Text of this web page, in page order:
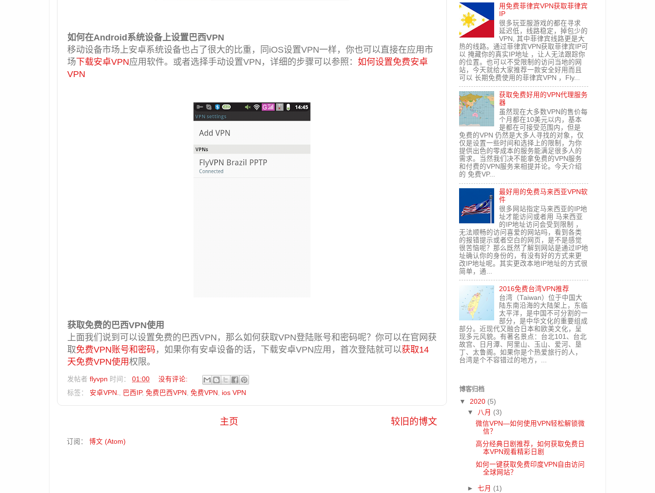
如何在Android系统设备上设置巴西VPN
移动设备市场上安卓系统设备也占了很大的比重，同iOS设置VPN一样，你也可以直接在应用市
场 下载安卓VPN应用软件。或者选择手动设置VPN，详细的步骤可以参照： 如何设置免费安卓
VPN
获取免费的巴西VPN使用
上面我们说到可以设置免费的巴西VPN，那么如何获取VPN登陆账号和密码呢？你可以在官网获
取免费VPN账号和密码 ，如果你有安卓设备的话，下载安卓VPN应用，首次登陆就可以获取14
天免费VPN使用权限。
发帖者 flyvpn 时间： 01:00
没有评论:
标签： 安卓VPN. 巴西IP, 免费巴西VPN 免费VPN ios VPN
较旧的博文
主页
订阅： 博文 (Atom)
用免费菲律宾VPN获取菲律宾
IP
很多玩亚服游戏的都在寻求
延迟低，线路稳定，掉包少的
VPN, 其中菲律宾线路更是大
热的线路。通过菲律宾VPN获取菲律宾IP可
以 掩藏你的真实IP地址 ，让人无法跟踪你
的位置。也可以不受限制的访问当地的网
站，今天就给大家推荐一款安全好用而且
可以 长期免费使用的菲律宾VPN ，Fly...
获取免费好用的VPN代理服务
器
虽然现在大多数VPN的售价每
个月都在10美元以内，基本
是都在可接受范围内，但是
免费的VPN 仍然是大多人寻找的对象，仅
仅是设置一些时间和选择上的限制，为你
提供出色的零成本的服务能满足很多人的
需求。当然我们决不能拿免费的VPN服务
和付费的VPN服务来相提并论。今天介绍
的 免费VP...
最好用的免费马来西亚VPN软
件
很多网站指定马来西亚的IP地
址才能访问或者用 马来西亚
的IP地址访问会受到限制 ，
无法顺畅的访问喜爱的网站吗，看到各类
的报错提示或者空白的网页，是不是感觉
很苦恼呢？那么既然了解到网站是通过IP地
址确认你的身份的，有没有好的方式来更
改IP地址呢。其实更改本地IP地址的方式很
简单，通...
2016免费台湾VPN推荐
台湾（Taiwan）位于中国大
陆东南沿海的大陆架上，东临
太平洋，是中国不可分割的一
部分，是中华文化的重要组成
部分。近现代又融合日本和欧美文化，呈
现多元风貌。有著名景点：台北101、台北
故宫、日月潭、阿里山、玉山、爱河、垦
丁、太鲁阁。如果你是个热爱旅行的人，
台湾是个不容错过的地方，...
博客归档
▼ 2020 (5)
▼ 八月 (3)
微信VPN—如何使用VPN轻松解锁微
信？
高分经典日剧推荐，如何获取免费日
本VPN观看精彩日剧
如何一键获取免费印度VPN自由访问
全球网站？
►七月 (1)